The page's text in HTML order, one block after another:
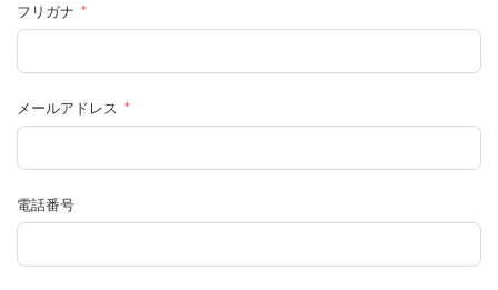
フリガナ
メールアドレス
電話番号